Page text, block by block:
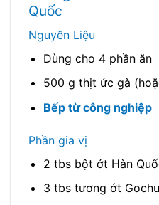
Quốc
Nguyên Liệu
Dùng cho 4 phần ăn
500 g thịt ức gà
Bếp từ công nghiệp
Phần gia vị
2 tbs bột ớt Hàn
3 tbs tương ớt